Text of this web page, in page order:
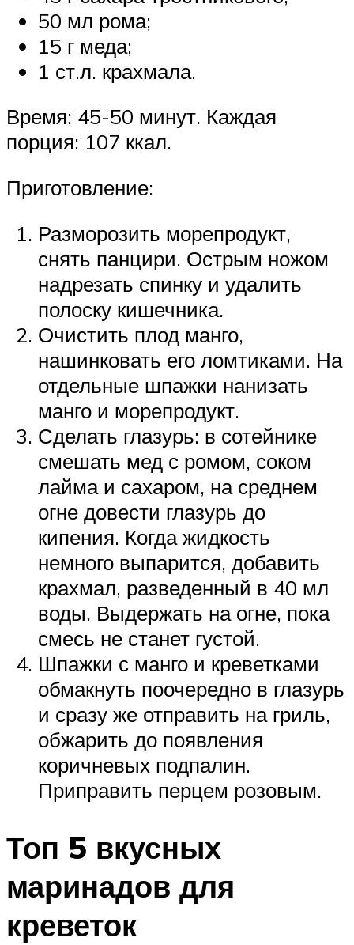
50 мл рома;
15 г меда;
1 ст.л. крахмала.
Время: 45-50 минут. Каждая
порция: 107 ккал.
Приготовление:
Разморозить морепродукт,
снять панцири. Острым ножом
надрезать спинку и удалить
полоску кишечника.
Очистить плод манго,
нашинковать его ломтиками. На
отдельные шпажки нанизать
манго и морепродукт.
Сделать глазурь: в сотейнике
смешать мед с ромом, соком
лайма и сахаром, на среднем
огне довести глазурь до
кипения. Когда жидкость
немного выпарится, добавить
крахмал, разведенный в 40 мл
воды. Выдержать на огне, пока
смесь не станет густой.
Шпажки с манго и креветками
обмакнуть поочередно в глазурь
и сразу же отправить на гриль,
обжарить до появления
коричневых подпалин.
Приправить перцем розовым.
Топ 5 вкусных
маринадов для
креветок